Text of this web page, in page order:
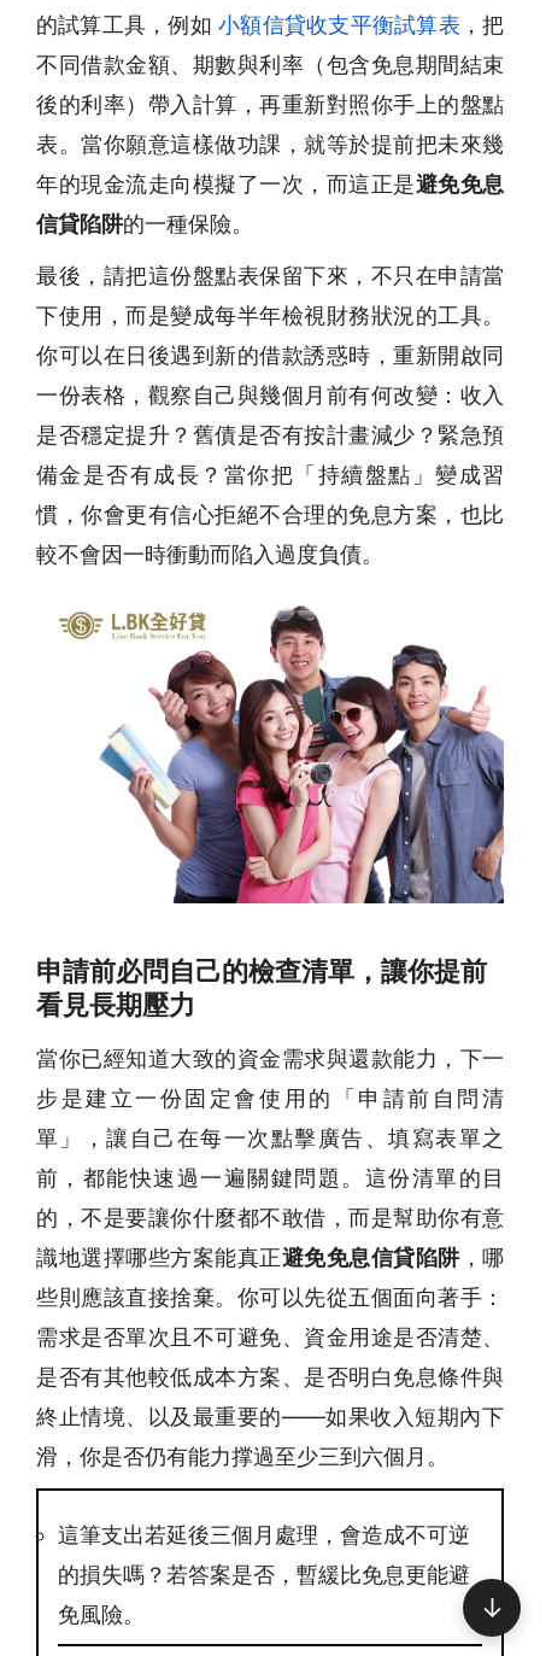
的試算工具，例如小額信貸收支平衡試算表 ，把
不同借款金額、期數與利率（包含免息期間結束
後的利率）帶入計算，再重新對照你手上的盤點
表。當你願意這樣做功課，就等於提前把未來幾
年的現金流走向模擬了一次，而這正是避免免息
信貸陷阱的一種保險。
最後，請把這份盤點表保留下來，不只在申請當
下使用，而是變成每半年檢視財務狀況的工具。
你可以在日後遇到新的借款誘惑時，重新開啟同
一份表格，觀察自己與幾個月前有何改變：收入
是否穩定提升？舊債是否有按計畫減少？緊急預
備金是否有成長？當你把「持續盤點」變成習
慣，你會更有信心拒絕不合理的免息方案，也比
較不會因一時衝動而陷入過度負債。
申請前必問自己的檢查清單，讓你提前
看見長期壓力
當你已經知道大致的資金需求與還款能力，下一
步是建立一份固定會使用的「申請前自問清
單」，讓自己在每一次點擊廣告、填寫表單之
前，都能快速過一遍關鍵問題。這份清單的目
的，不是要讓你什麼都不敢借，而是幫助你有意
識地選擇哪些方案能真正避免免息信貸陷阱，哪
些則應該直接捨棄。你可以先從五個面向著手：
需求是否單次且不可避免、資金用途是否清楚、
是否有其他較低成本方案、是否明白免息條件與
終止情境、以及最重要的——如果收入短期內下
滑，你是否仍有能力撑過至少三到六個月。
這筆支出若延後三個月處理，會造成不可逆
的損失嗎？若答案是否，暫緩比免息更能避
免風險。
↓